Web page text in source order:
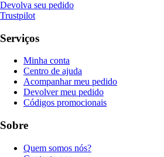
Devolva seu pedido
Trustpilot
Serviços
Minha conta
Centro de ajuda
Acompanhar meu pedido
Devolver meu pedido
Códigos promocionais
Sobre
Quem somos nós?